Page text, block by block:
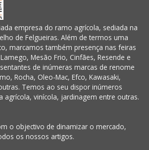
empresa do ramo agrícola, sediada na
de Felgueiras. Além de termos uma
marcamos também presença nas feiras
Mesão Frio, Cinfães, Resende e
de inúmeras marcas de renome
Rocha, Oleo-Mac, Efco, Kawasaki,
Temos ao seu dispor inúmeros
agrícola, vinícola, jardinagem entre outras.
o objectivo de dinamizar o mercado,
os nossos artigos.